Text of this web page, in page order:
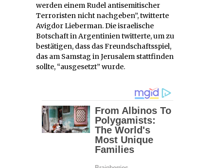
werden einem Rudel antisemitischer
Terroristen nicht nachgeben”, twitterte
Avigdor Lieberman. Die israelische
Botschaft in Argentinien twitterte, um zu
bestätigen, dass das Freundschaftsspiel,
das am Samstag in Jerusalem stattfinden
sollte, “ausgesetzt” wurde.